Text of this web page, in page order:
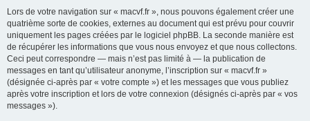
Lors de votre navigation sur « macvf.fr », nous pouvons également créer une
quatrième sorte de cookies, externes au document qui est prévu pour couvrir
uniquement les pages créées par le logiciel phpBB. La seconde manière est
de récupérer les informations que vous nous envoyez et que nous collectons.
Ceci peut correspondre — mais n’est pas limité à — la publication de
messages en tant qu’utilisateur anonyme, l’inscription sur « macvf.fr »
(désignée ci-après par « votre compte ») et les messages que vous publiez
après votre inscription et lors de votre connexion (désignés ci-après par « vos
messages »).